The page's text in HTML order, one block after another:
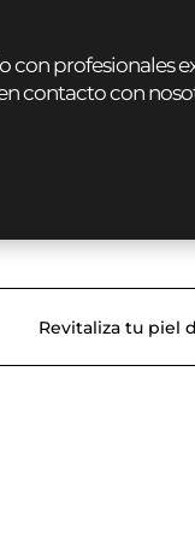
con profesionales
contacto con
Revitaliza tu piel